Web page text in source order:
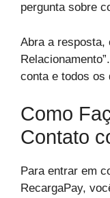
pergunta sobre
Abra a resposta,
conta e todos os
Como
Contato
Para entrar em
RecargaPay,